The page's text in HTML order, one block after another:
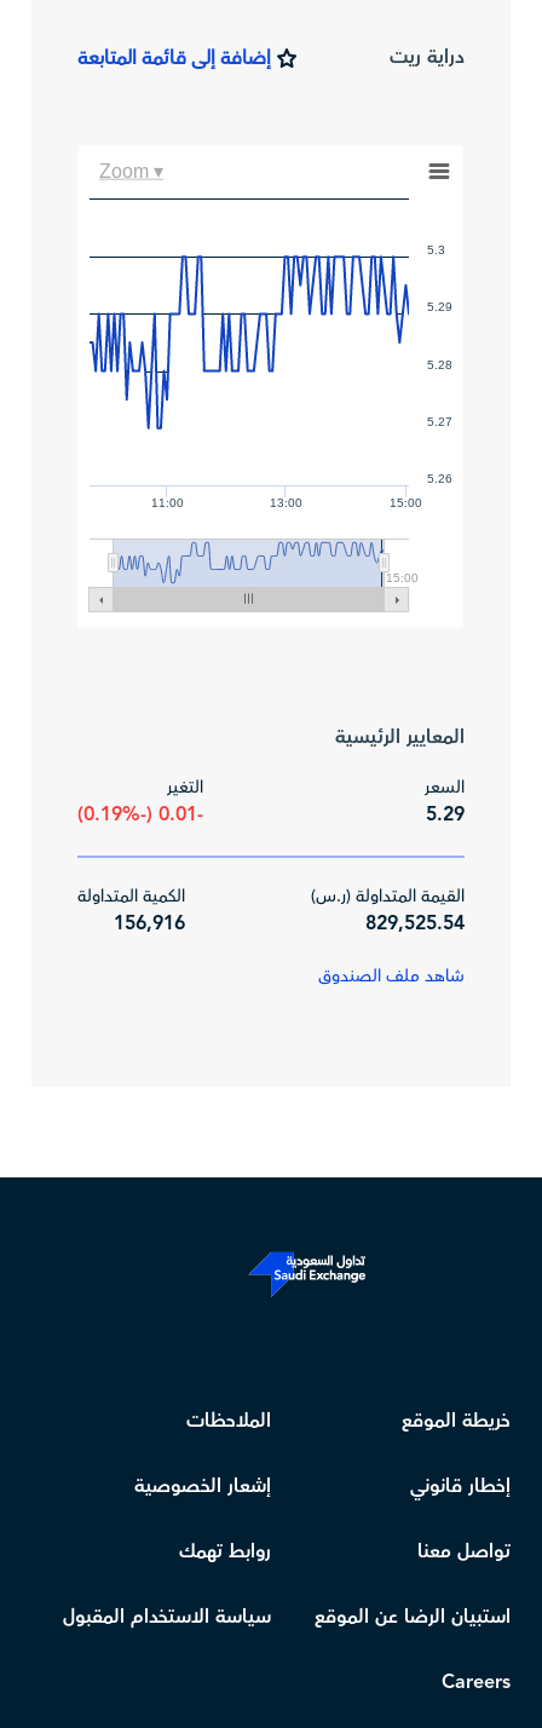
دراية ريت إضافة إلى قائمة المتابعة
11:00 13:00 15:00
15:00
5.27
5.28
5.29
5.3
5.26
Zoom ▾
المعايير الرئيسية
السعر
5.29
التغير
-0.01 (-0.19%)
القيمة المتداولة (ر.س)
829,525.54
الكمية المتداولة
156,916
شاهد ملف الصندوق
خريطة الموقع الملاحظات
إخطار قانوني إشعار الخصوصية
تواصل معنا روابط تهمك
استبيان الرضا عن الموقع سياسة الاستخدام المقبول
Careers